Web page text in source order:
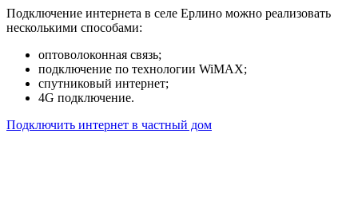
Подключение интернета в селе Ерлино можно реализовать
несколькими способами:
оптоволоконная связь;
подключение по технологии WiMAX;
спутниковый интернет;
4G подключение.
Подключить интернет в частный дом